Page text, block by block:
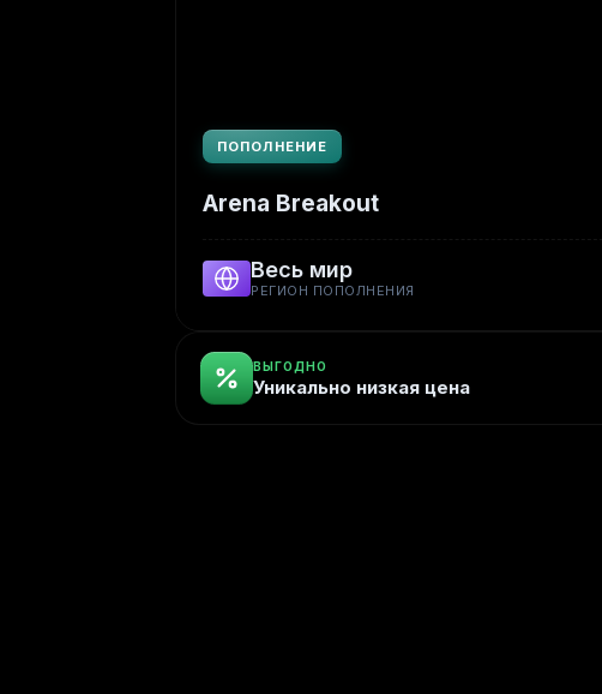
ПОПОЛНЕНИЕ
Arena Breakout
Весь мир
РЕГИОН ПОПОЛНЕНИЯ
ВЫГОДНО
Уникально низкая цена